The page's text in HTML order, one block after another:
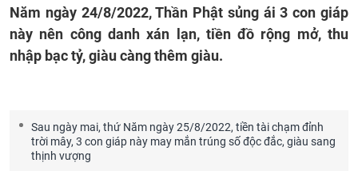
Năm ngày 24/8/2022, Thần Phật sủng ái 3 con giáp
này nên công danh xán lạn, tiền đồ rộng mở, thu
nhập bạc tỷ, giàu càng thêm giàu.
Sau ngày mai, thứ Năm ngày 25/8/2022, tiền tài chạm đỉnh
trời mây, 3 con giáp này may mắn trúng số độc đắc, giàu sang
thịnh vượng